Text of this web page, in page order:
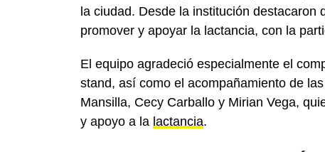
la ciudad. Desde la institución
promover y apoyar la lactancia, con la
El equipo agradeció especialmente el
stand, así como el acompañamiento de
Mansilla, Cecy Carballo y Mirian Vega,
y apoyo a la lactancia.